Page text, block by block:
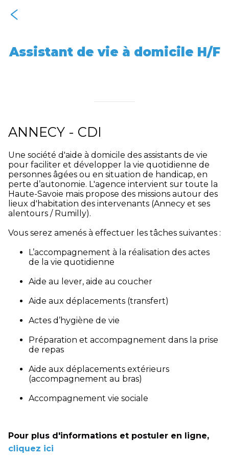
Assistant de vie à domicile H/F
ANNECY - CDI
Une société d'aide à domicile des assistants de vie
pour faciliter et développer la vie quotidienne de
personnes âgées ou en situation de handicap, en
perte d’autonomie. L'agence intervient sur toute la
Haute-Savoie mais propose des missions autour des
lieux d'habitation des intervenants (Annecy et ses
alentours / Rumilly).
Vous serez amenés à effectuer les tâches suivantes :
L’accompagnement à la réalisation des actes
de la vie quotidienne
Aide au lever, aide au coucher
Aide aux déplacements (transfert)
Actes d’hygiène de vie
Préparation et accompagnement dans la prise
de repas
Aide aux déplacements extérieurs
(accompagnement au bras)
Accompagnement vie sociale
Pour plus d'informations et postuler en ligne,
cliquez ici